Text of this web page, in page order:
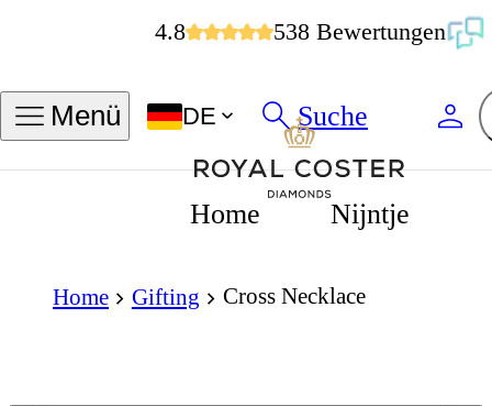
4.8 538 Bewertungen
Menü DE Suche
Home Nijntje
Home Gifting Cross Necklace